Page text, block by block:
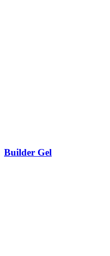
Builder Gel